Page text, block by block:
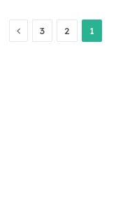
1
2
3 التالي